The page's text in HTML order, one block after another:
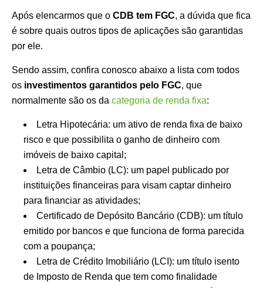
Após elencarmos que o CDB tem FGC, a dúvida que fica
é sobre quais outros tipos de aplicações são garantidas
por ele.
Sendo assim, confira conosco abaixo a lista com todos
os investimentos garantidos pelo FGC, que
normalmente são os da categoria de renda fixa:
Letra Hipotecária: um ativo de renda fixa de baixo
risco e que possibilita o ganho de dinheiro com
imóveis de baixo capital;
Letra de Câmbio (LC): um papel publicado por
instituições financeiras para visam captar dinheiro
para financiar as atividades;
Certificado de Depósito Bancário (CDB): um título
emitido por bancos e que funciona de forma parecida
com a poupança;
Letra de Crédito Imobiliário (LCI): um título isento
de Imposto de Renda que tem como finalidade